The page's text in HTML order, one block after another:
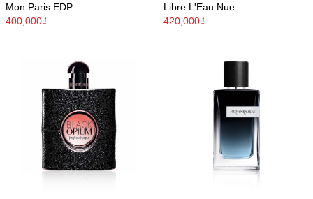
Mon Paris EDP
400,000₫
Libre L'Eau Nue
420,000₫